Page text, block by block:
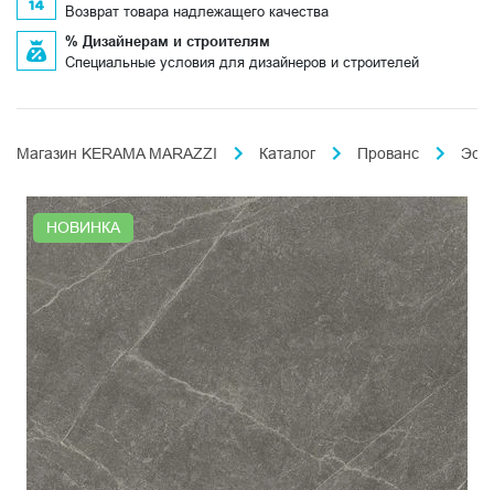
Возврат товара надлежащего качества
% Дизайнерам и строителям
Специальные условия для дизайнеров и строителей
Магазин KERAMA MARAZZI Каталог Прованс
НОВИНКА